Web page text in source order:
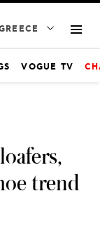
VOGUE TV
trend